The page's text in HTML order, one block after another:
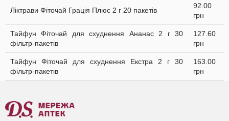
Ліктрави Фіточай Грація Плюс 2 г 20 пакетів
92.00
грн
Тайфун Фіточай для схуднення Ананас 2 г 30
фільтр-пакетів
127.60
грн
Тайфун Фіточай для схуднення Екстра 2 г 30
фільтр-пакетів
163.00
грн